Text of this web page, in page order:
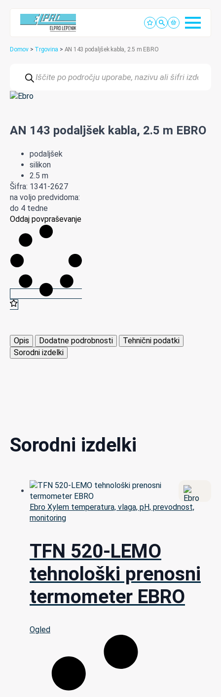
Domov > Trgovina > AN 143 podaljšek kabla, 2.5 m EBRO
search
AN 143 podaljšek kabla, 2.5 m EBRO
podaljšek
silikon
2.5 m
Šifra: 1341-2627
na voljo predvidoma:
do 4 tedne
Oddaj povpraševanje
Opis Dodatne podrobnosti
Tehnični podatki
Sorodni izdelki
Sorodni izdelki
Ebro Xylem temperatura, vlaga, pH, prevodnost,
monitoring
TFN 520-LEMO
tehnološki prenosni
termometer EBRO
Ogled